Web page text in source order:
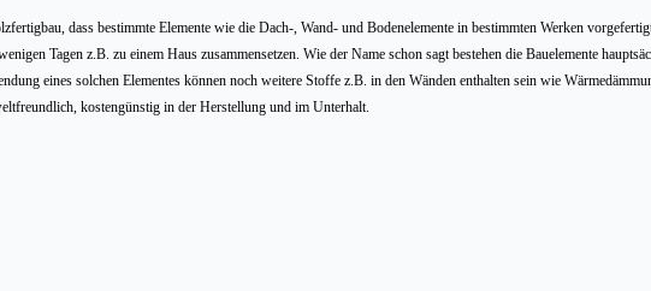
dass bestimmte Elemente wie die Dach-, Wand- und Bodenelemente in bestimmten Werken
Tagen z.B. zu einem Haus zusammensetzen. Wie der Name schon sagt bestehen die Bauelemente
eines solchen Elementes können noch weitere Stoffe z.B. in den Wänden enthalten sein wie
kostengünstig in der Herstellung und im Unterhalt.